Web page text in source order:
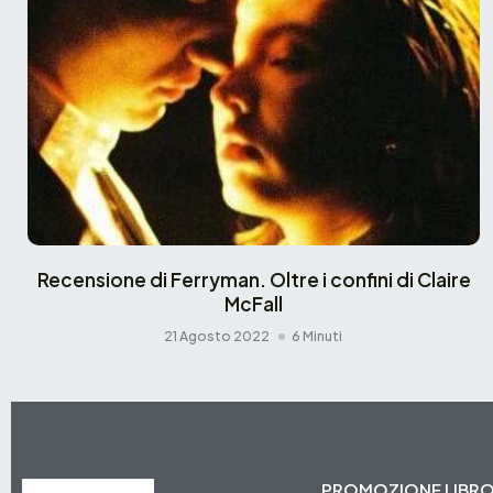
Recensione di Ferryman. Oltre i confini di Claire
McFall
21 Agosto 2022 6 Minuti
PROMOZIONE LIBRO